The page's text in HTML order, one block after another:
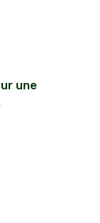
une